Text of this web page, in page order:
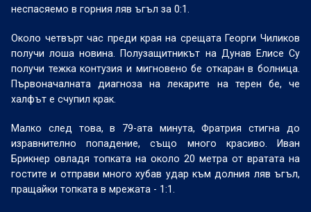
неспасяемо в горния ляв ъгъл за 0:1.
Около четвърт час преди края на срещата Георги Чиликов
получи лоша новина. Полузащитникът на Дунав Елисе Су
получи тежка контузия и мигновено бе откаран в болница.
Първоначалната диагноза на лекарите на терен бе, че
халфът е счупил крак.
Малко след това, в 79-ата минута, Фратрия стигна до
изравнително попадение, също много красиво. Иван
Брикнер овладя топката на около 20 метра от вратата на
гостите и отправи много хубав удар към долния ляв ъгъл,
пращайки топката в мрежата - 1:1.